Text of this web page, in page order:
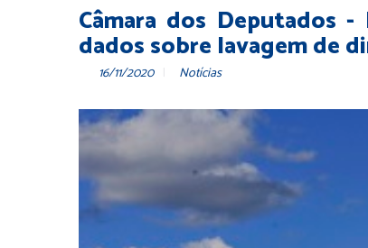
Câmara dos Deputados
dados sobre lavagem de
16/11/2020 Notícias